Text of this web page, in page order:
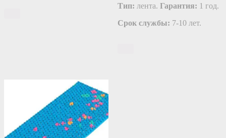
Тип: лента. Гарантия: 1 год.
Срок службы: 7-10 лет.